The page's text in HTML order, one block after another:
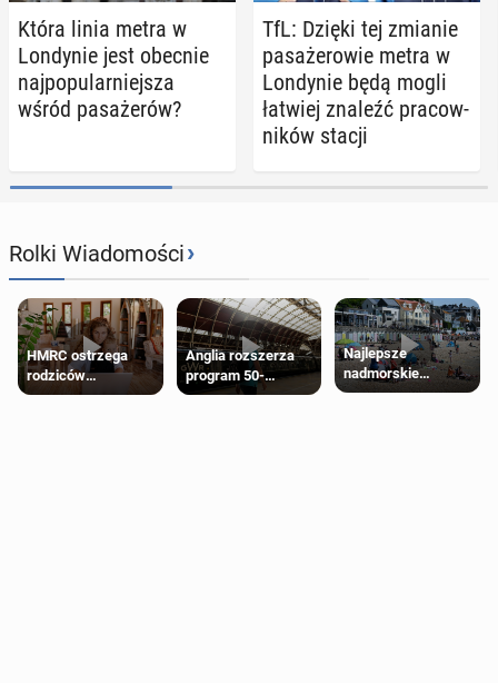
Która linia metra w
Lon­dy­nie jest obecnie
naj­po­pu­lar­niej­sza
wśród pa­sa­że­rów?
TfL: Dzięki tej zmianie
pa­sa­że­ro­wie metra w
Lon­dy­nie będą mogli
łatwiej znaleźć pra­cow­
ni­ków stacji
Rolki Wiadomości›
HMRC ostrzega
rodziców
pobierających Child
Anglia rozszerza
program 50-
procentowych
Najlepsze
nadmorskie
miasteczko blisko